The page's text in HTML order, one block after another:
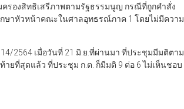
รองสิทธิเสรีภาพตามรัฐธรรมนูญ กรณีที่ถูกคำสั่ง
ษาหัวหน้าคณะในศาลอุทธรณ์ภาค 1 โดยไม่มีความ
2564 เมื่อวันที่ 21 มิ.ย.ที่ผ่านมา ที่ประชุมมีมติตาม
ยที่สุดแล้ว ที่ประชุม ก.ต. ก็มีมติ 9 ต่อ 6 ไม่เห็นชอบ